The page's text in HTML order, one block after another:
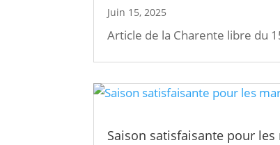
Juin 15, 2025
Article de la Charente libre du
Saison satisfaisante pour